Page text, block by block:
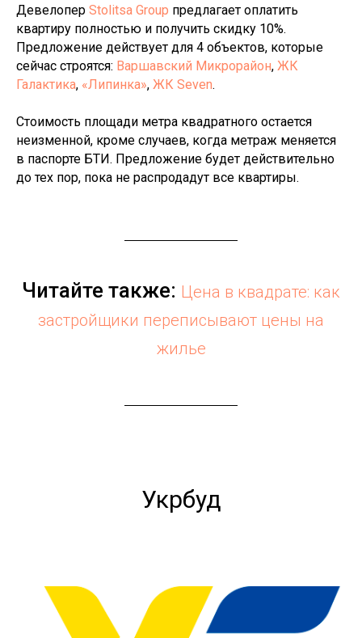
Девелопер Stolitsa Group предлагает оплатить
квартиру полностью и получить скидку 10%.
Предложение действует для 4 объектов, которые
сейчас строятся: Варшавский Микрорайон, ЖК
Галактика, «Липинка», ЖК Seven.
Стоимость площади метра квадратного остается
неизменной, кроме случаев, когда метраж меняется
в паспорте БТИ. Предложение будет действительно
до тех пор, пока не распродадут все квартиры.
Читайте также: Цена в квадрате: как
застройщики переписывают цены на
жилье
Укрбуд